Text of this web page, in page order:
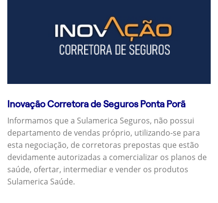
Inovação Corretora de Seguros Ponta Porã
Informamos que a Sulamerica Seguros, não possui
departamento de vendas próprio, utilizando-se para
esta negociação, de corretoras prepostas que estão
devidamente autorizadas a comercializar os planos de
saúde, ofertar, intermediar e vender os produtos
Sulamerica Saúde.